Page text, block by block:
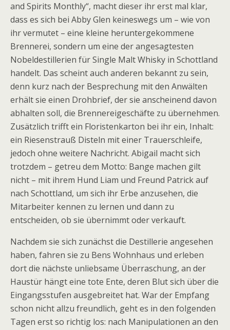
and Spirits Monthly“, macht dieser ihr erst mal klar,
dass es sich bei Abby Glen keineswegs um – wie von
ihr vermutet – eine kleine heruntergekommene
Brennerei, sondern um eine der angesagtesten
Nobeldestillerien für Single Malt Whisky in Schottland
handelt. Das scheint auch anderen bekannt zu sein,
denn kurz nach der Besprechung mit den Anwälten
erhält sie einen Drohbrief, der sie anscheinend davon
abhalten soll, die Brennereigeschäfte zu übernehmen.
Zusätzlich trifft ein Floristenkarton bei ihr ein, Inhalt:
ein Riesenstrauß Disteln mit einer Trauerschleife,
jedoch ohne weitere Nachricht. Abigail macht sich
trotzdem – getreu dem Motto: Bange machen gilt
nicht – mit ihrem Hund Liam und Freund Patrick auf
nach Schottland, um sich ihr Erbe anzusehen, die
Mitarbeiter kennen zu lernen und dann zu
entscheiden, ob sie übernimmt oder verkauft.
Nachdem sie sich zunächst die Destillerie angesehen
haben, fahren sie zu Bens Wohnhaus und erleben
dort die nächste unliebsame Überraschung, an der
Haustür hängt eine tote Ente, deren Blut sich über die
Eingangsstufen ausgebreitet hat. War der Empfang
schon nicht allzu freundlich, geht es in den folgenden
Tagen erst so richtig los: nach Manipulationen an den